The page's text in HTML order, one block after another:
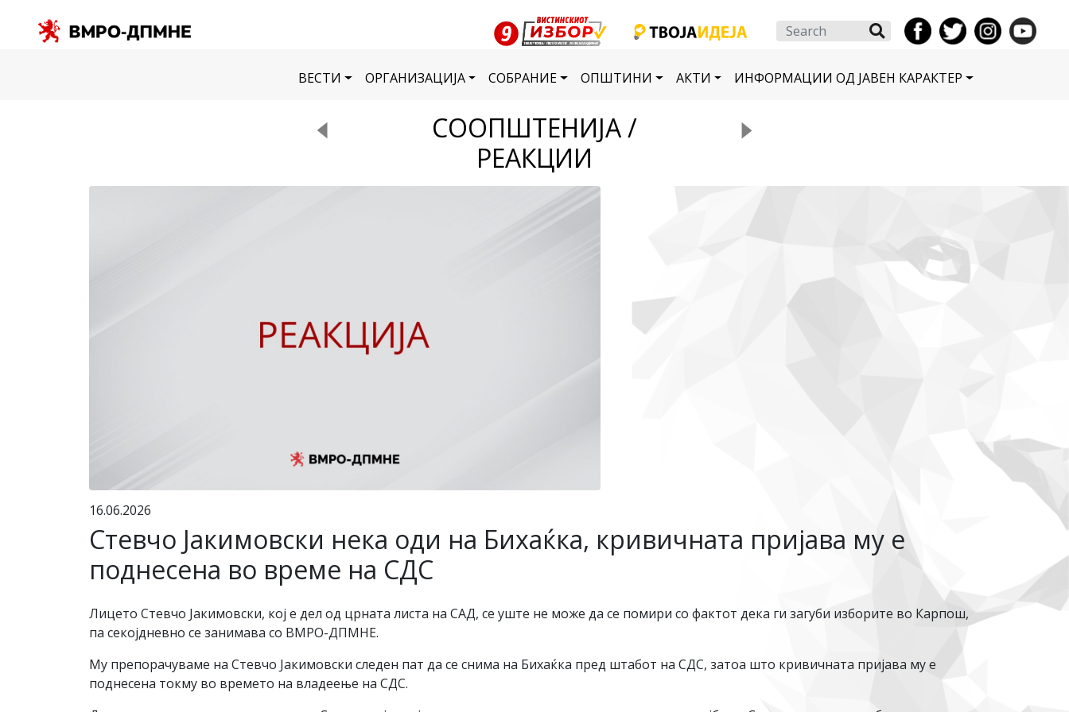
Search
ВЕСТИ ОРГАНИЗАЦИЈА СОБРАНИЕ ОПШТИНИ АКТИ ИНФОРМАЦИИ ОД ЈАВЕН КАРАКТЕР
СООПШТЕНИЈА /
РЕАКЦИИ
16.06.2026
Стевчо Јакимовски нека оди на Бихаќка, кривичната пријава му е
поднесена во време на СДС
Лицето Стевчо Јакимовски, кој е дел од црната листа на САД, се уште не може да се помири со фактот дека ги загуби изборите во Карпош,
па секојдневно се занимава со ВМРО-ДПМНЕ.
Му препорачуваме на Стевчо Јакимовски следен пат да се снима на Бихаќка пред штабот на СДС, затоа што кривичната пријава му е
поднесена токму во времето на владеење на СДС.